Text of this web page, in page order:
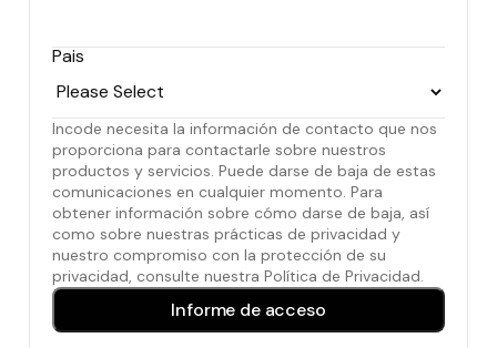
Pais
Incode necesita la información de contacto que nos
proporciona para contactarle sobre nuestros
productos y servicios. Puede darse de baja de estas
comunicaciones en cualquier momento. Para
obtener información sobre cómo darse de baja, así
como sobre nuestras prácticas de privacidad y
nuestro compromiso con la protección de su
privacidad, consulte nuestra Política de Privacidad.